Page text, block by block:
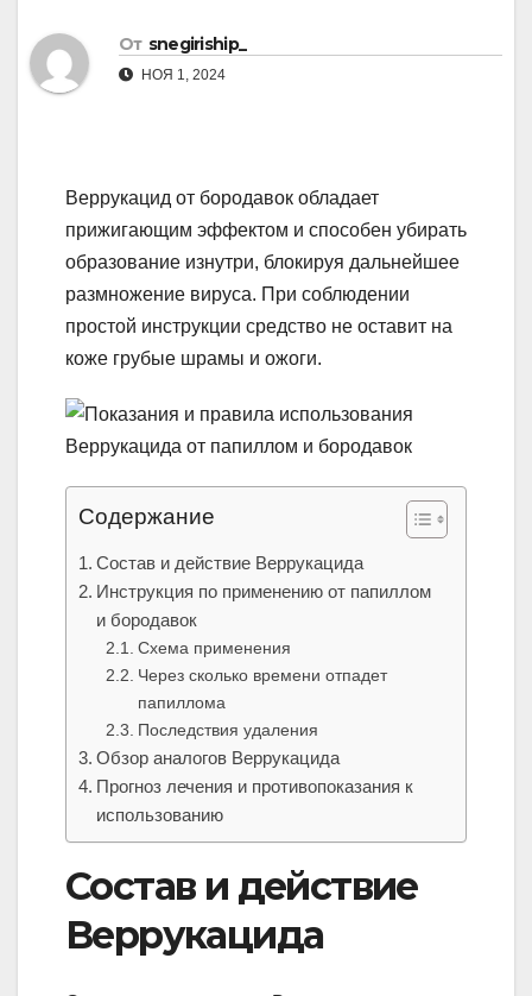
От snegiriship_
НОЯ 1, 2024
Веррукацид от бородавок обладает
прижигающим эффектом и способен убирать
образование изнутри, блокируя дальнейшее
размножение вируса. При соблюдении
простой инструкции средство не оставит на
коже грубые шрамы и ожоги.
Содержание
Состав и действие Веррукацида
Инструкция по применению от папиллом
и бородавок
Схема применения
Через сколько времени отпадет
папиллома
Последствия удаления
Обзор аналогов Веррукацида
Прогноз лечения и противопоказания к
использованию
Состав и действие
Веррукацида